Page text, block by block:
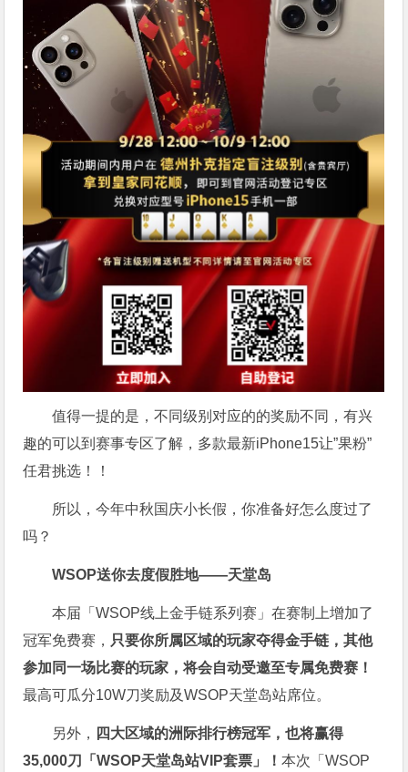
值得一提的是，不同级别对应的的奖励不同，有兴
趣的可以到赛事专区了解，多款最新iPhone15让”果粉”
任君挑选！！
所以，今年中秋国庆小长假，你准备好怎么度过了
吗？
WSOP送你去度假胜地——天堂岛
本届「WSOP线上金手链系列赛」在赛制上增加了
冠军免费赛， 只要你所属区域的玩家夺得金手链，其他
参加同一场比赛的玩家，将会自动受邀至专属免费赛！
最高可瓜分10W刀奖励及WSOP天堂岛站席位。
另外， 四大区域的洲际排行榜冠军，也将赢得
35,000刀「WSOP天堂岛站VIP套票」！本次「WSOP